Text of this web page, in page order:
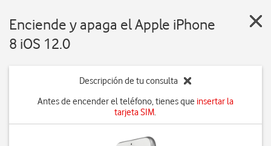
Enciende y apaga el Apple iPhone
8 iOS 12.0
Descripción de tu consulta
Antes de encender el teléfono, tienes que insertar la
tarjeta SIM.